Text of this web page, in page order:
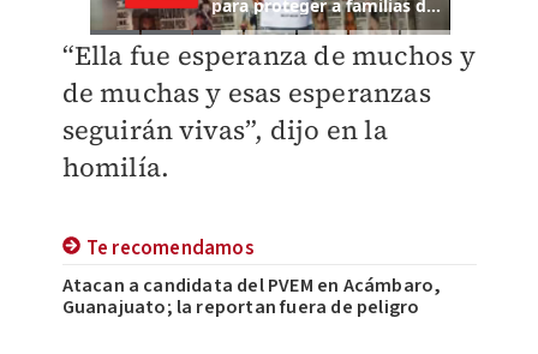
“Ella fue esperanza de muchos y
de muchas y esas esperanzas
seguirán vivas”, dijo en la
homilía.
Te recomendamos
Atacan a candidata del PVEM en Acámbaro,
Guanajuato; la reportan fuera de peligro